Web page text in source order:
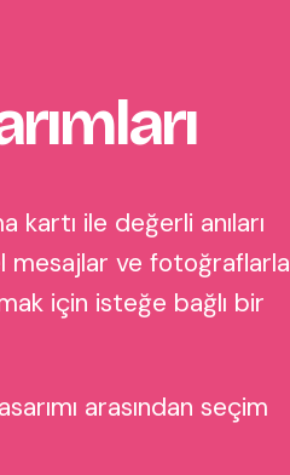
ile değerli anıları
mesajlar ve fotoğraflarla
için isteğe bağlı bir
arasından seçim